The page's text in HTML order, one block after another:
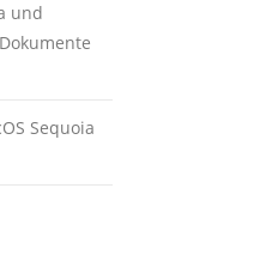
und
Sequoia